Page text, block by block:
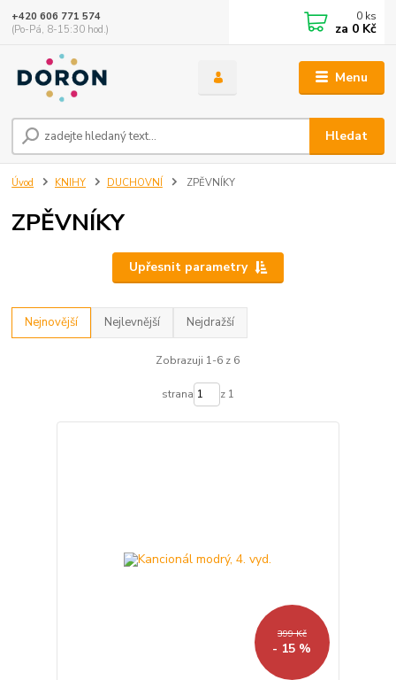
Menu
Hledat
+420 606 771 574
(Po-Pá, 8-15:30 hod.)
0 ks
za 0 Kč
Úvod KNIHY DUCHOVNÍ ZPĚVNÍKY
ZPĚVNÍKY
Upřesnit parametry
Nejnovější Nejlevnější Nejdražší
Zobrazuji 1-6 z 6
strana z 1
399 Kč
- 15 %